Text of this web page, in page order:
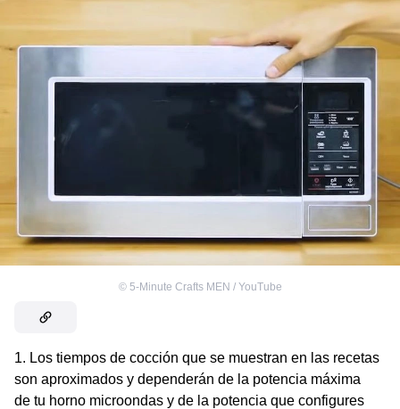
© 5-Minute Crafts MEN / YouTube
1. Los tiempos de cocción que se muestran en las recetas
son aproximados y dependerán de la potencia máxima
de tu horno microondas y de la potencia que configures